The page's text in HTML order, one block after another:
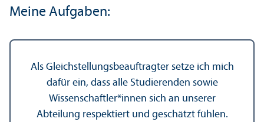
Meine Aufgaben:
Als Gleich­stellungs­beauftragter setze ich mich
dafür ein, dass alle Studierenden sowie
Wissenschaft­ler*innen sich an unserer
Abteilung respektiert und geschätzt fühlen.